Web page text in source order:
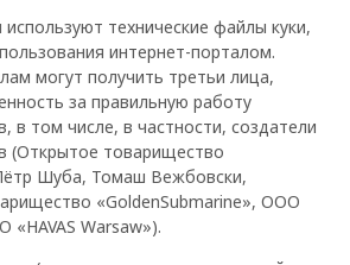
технические файлы куки,
интернет-порталом.
могут получить третьи лица,
за правильную работу
в том числе, в частности, создатели
(Открытое товарищество
Шуба, Томаш Вежбовски,
«GoldenSubmarine», ООО
Warsaw»).